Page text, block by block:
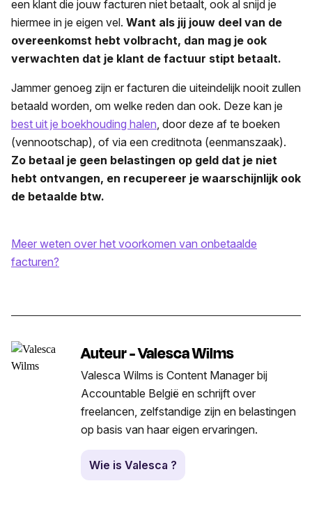
een klant die jouw facturen niet betaalt, ook al snijd je
hiermee in je eigen vel. Want als jij jouw deel van de
overeenkomst hebt volbracht, dan mag je ook
verwachten dat je klant de factuur stipt betaalt.
Jammer genoeg zijn er facturen die uiteindelijk nooit zullen
betaald worden, om welke reden dan ook. Deze kan je
best uit je boekhouding halen , door deze af te boeken
(vennootschap), of via een creditnota (eenmanszaak).
Zo betaal je geen belastingen op geld dat je niet
hebt ontvangen, en recupereer je waarschijnlijk ook
de betaalde btw.
Meer weten over het voorkomen van onbetaalde
facturen?
Auteur - Valesca Wilms
Valesca Wilms is Content Manager bij
Accountable België en schrijft over
freelancen, zelfstandige zijn en belastingen
op basis van haar eigen ervaringen.
Wie is Valesca ?